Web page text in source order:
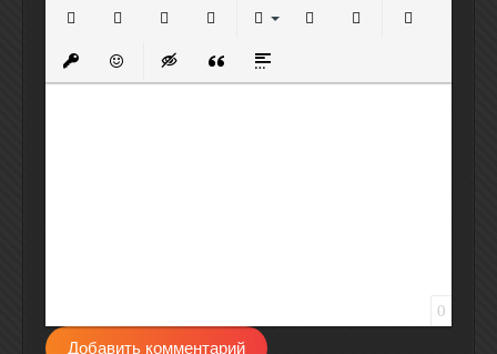
Вставить защищенную ссылку
Вставить смайлик
Вставка скрытого текста
Вставка цитаты
Вставка спойлера
0
Добавить комментарий